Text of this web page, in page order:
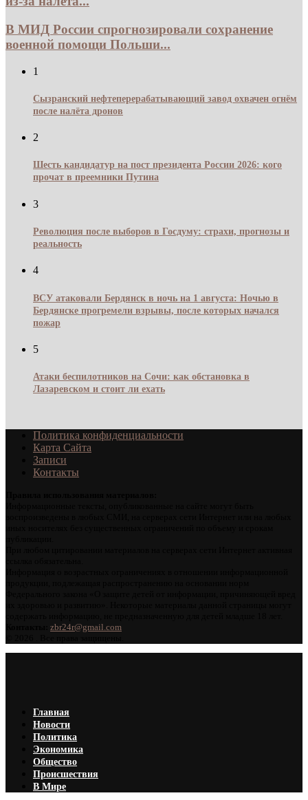
В МИД России спрогнозировали сохранение
военной помощи Польши...
1
Сызранский нефтеперерабатывающий завод охвачен огнём
после налёта дронов
2
Шесть кандидатур на пост президента России 2026: кого
прочат в преемники Путина
3
Революция после выборов в Госдуму: страхи, прогнозы и
реальность
4
ВСУ атаковали Бердянск в ночь на 1 августа: Ночью в
Бердянске прогремели взрывы, после которых начался
пожар
5
Атаки беспилотников на Сочи: как обстановка в
Лазаревском и стоит ли ехать
Политика конфиденциальности
Карта Сайта
Записи
Контакты
zbr24r@gmail.com
Главная
Новости
Политика
Экономика
Общество
Происшествия
В Мире